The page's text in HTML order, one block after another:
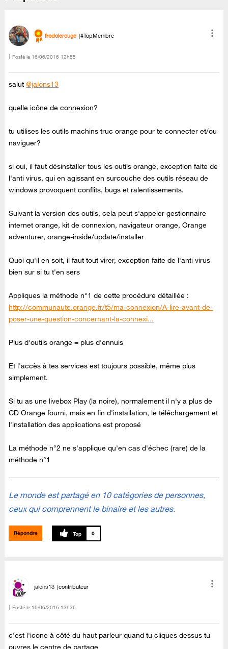
fredolerouge #TopMembre
Posté le ‎16/06/2016 12h55
salut@jalons13
quelle icône de connexion?
tu utilises les outils machins truc orange pour te connecter et/ou
naviguer?
si oui, il faut désinstaller tous les outils orange, exception faite de
l'anti virus, qui en agissant en surcouche des outils réseau de
windows provoquent conflits, bugs et ralentissements.
Suivant la version des outils, cela peut s'appeler gestionnaire
internet orange, kit de connexion, navigateur orange, Orange
adventurer, orange-inside/update/installer
Quoi qu'il en soit, il faut tout virer, exception faite de l'anti virus
bien sur si tu t'en sers
Appliques la méthode n°1 de cette procédure détaillée :
http://communaute.orange.fr/t5/ma-connexion/A-lire-avant-de-
poser-une-question-concernant-la-connexi...
Plus d'outils orange = plus d'ennuis
Et l'accès à tes services est toujours possible, même plus
simplement.
Si tu as une livebox Play (la noire), normalement il n'y a plus de
CD Orange fourni, mais en fin d'installation, le téléchargement et
l'installation des applications est proposé
La méthode n°2 ne s'applique qu'en cas d'échec (rare) de la
méthode n°1
Le monde est partagé en 10 catégories de personnes,
ceux qui comprennent le binaire et les autres.
Répondre 0
jalons13 contributeur
Posté le ‎16/06/2016 13h36
c'est l'icone à côté du haut parleur quand tu cliques dessus tu
ouvres le centre de partage